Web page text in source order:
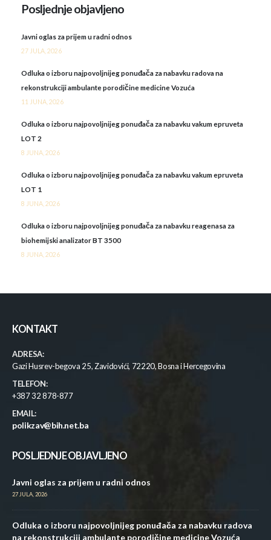
Posljednje objavljeno
Javni oglas za prijem u radni odnos
27 JULA, 2026
Odluka o izboru najpovoljnijeg ponuđača za nabavku radova na
rekonstrukciji ambulante porodičine medicine Vozuća
11 JUNA, 2026
Odluka o izboru najpovoljnijeg ponuđača za nabavku vakum epruveta
LOT 2
8 JUNA, 2026
Odluka o izboru najpovoljnijeg ponuđača za nabavku vakum epruveta
LOT 1
8 JUNA, 2026
Odluka o izboru najpovoljnijeg ponuđača za nabavku reagenasa za
biohemijski analizator BT 3500
8 JUNA, 2026
KONTAKT
ADRESA:
Gazi Husrev-begova 25, Zavidovići, 72220, Bosna i Hercegovina
TELEFON:
+387 32 878-877
EMAIL:
polikzav@bih.net.ba
POSLJEDNJE OBJAVLJENO
Javni oglas za prijem u radni odnos
27 JULA, 2026
Odluka o izboru najpovoljnijeg ponuđača za nabavku radova
na rekonstrukciji ambulante porodičine medicine Vozuća